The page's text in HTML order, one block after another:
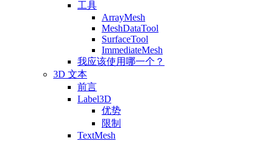
工具
ArrayMesh
MeshDataTool
SurfaceTool
ImmediateMesh
我应该使用哪一个？
3D 文本
前言
Label3D
优势
限制
TextMesh